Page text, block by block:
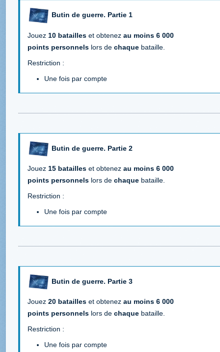
Butin de guerre. Partie 1
Jouez 10 batailles et obtenez au moins 6 000
points personnels lors de chaque bataille.
Restriction :
Une fois par compte
Butin de guerre. Partie 2
Jouez 15 batailles et obtenez au moins 6 000
points personnels lors de chaque bataille.
Restriction :
Une fois par compte
Butin de guerre. Partie 3
Jouez 20 batailles et obtenez au moins 6 000
points personnels lors de chaque bataille.
Restriction :
Une fois par compte